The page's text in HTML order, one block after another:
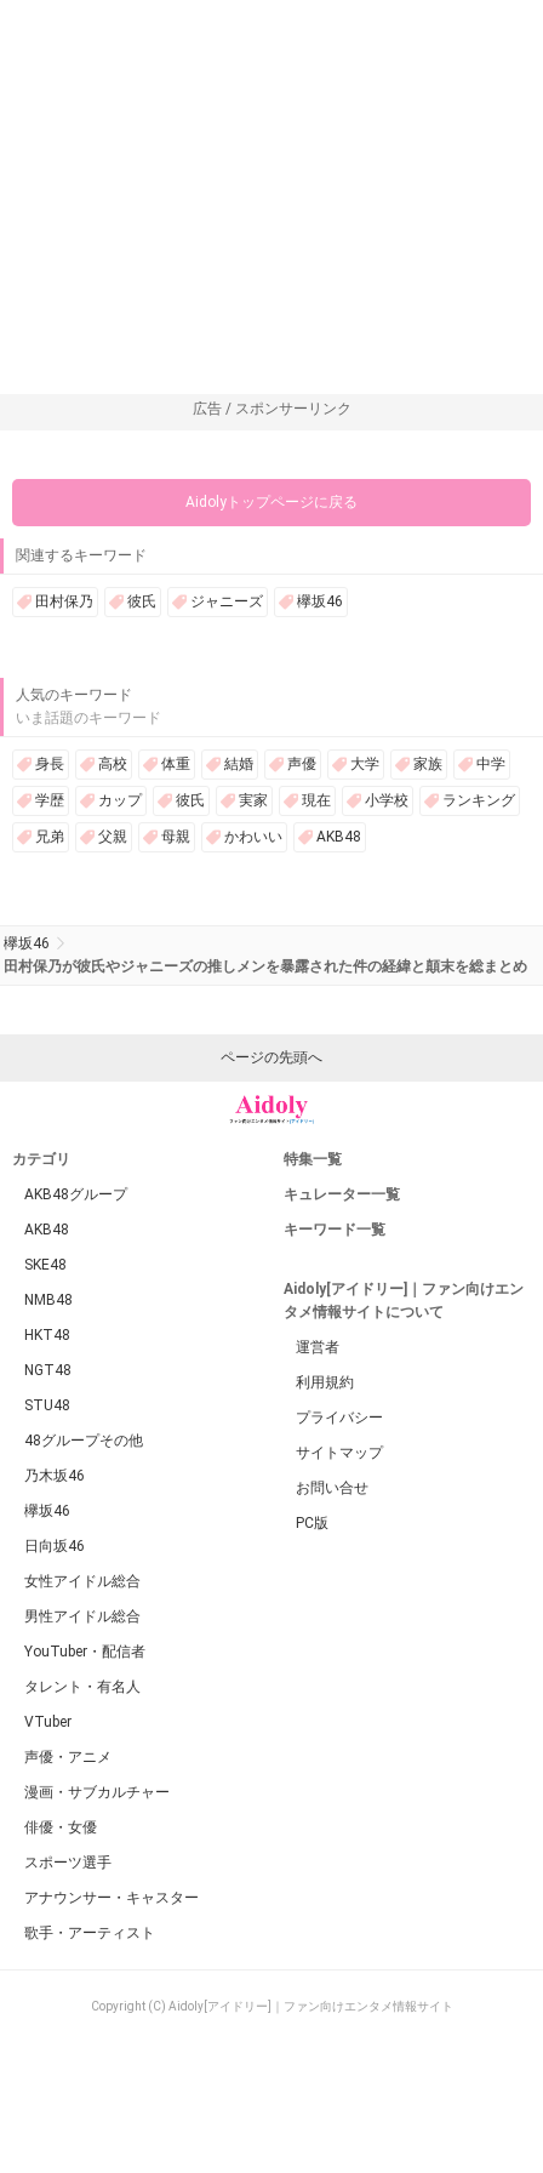
広告 / スポンサーリンク
Aidolyトップページに戻る
関連するキーワード
田村保乃 彼氏 ジャニーズ 欅坂46
人気のキーワード
いま話題のキーワード
身長 高校 体重 結婚 声優 大学 家族 中学
学歴 カップ 彼氏 実家 現在 小学校 ランキング
兄弟 父親 母親 かわいい AKB48
欅坂46
田村保乃が彼氏やジャニーズの推しメンを暴露された件の経緯と顛末を総まとめ
ページの先頭へ
カテゴリ
AKB48グループ
AKB48
SKE48
NMB48
HKT48
NGT48
STU48
48グループその他
乃木坂46
欅坂46
日向坂46
女性アイドル総合
男性アイドル総合
YouTuber・配信者
タレント・有名人
VTuber
声優・アニメ
漫画・サブカルチャー
俳優・女優
スポーツ選手
アナウンサー・キャスター
歌手・アーティスト
特集一覧
キュレーター一覧
キーワード一覧
Aidoly[アイドリー]｜ファン向けエン
タメ情報サイトについて
運営者
利用規約
プライバシー
サイトマップ
お問い合せ
PC版
Copyright (C) Aidoly[アイドリー]｜ファン向けエンタメ情報サイト